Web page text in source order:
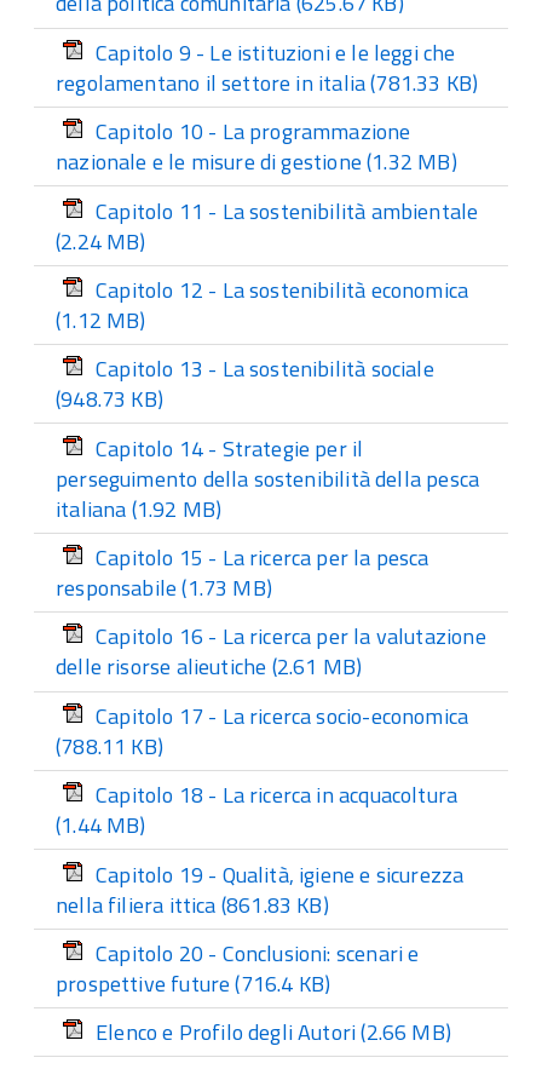
Capitolo 9 - Le istituzioni e le leggi che
regolamentano il settore in italia(781.33 KB)
Capitolo 10 - La programmazione
nazionale e le misure di gestione(1.32 MB)
Capitolo 11 - La sostenibilità ambientale
(2.24 MB)
Capitolo 12 - La sostenibilità economica
(1.12 MB)
Capitolo 13 - La sostenibilità sociale
(948.73 KB)
Capitolo 14 - Strategie per il
perseguimento della sostenibilità della pesca
italiana(1.92 MB)
Capitolo 15 - La ricerca per la pesca
responsabile(1.73 MB)
Capitolo 16 - La ricerca per la valutazione
delle risorse alieutiche (2.61 MB)
Capitolo 17 - La ricerca socio-economica
(788.11 KB)
Capitolo 18 - La ricerca in acquacoltura
(1.44 MB)
Capitolo 19 - Qualità, igiene e sicurezza
nella filiera ittica(861.83 KB)
Capitolo 20 - Conclusioni: scenari e
prospettive future(716.4 KB)
Elenco e Profilo degli Autori(2.66 MB)